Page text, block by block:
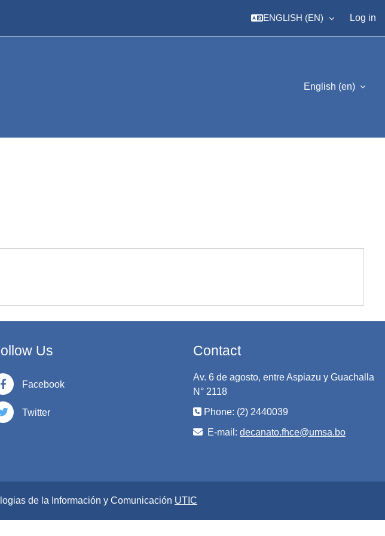
ENGLISH ‎(EN)‎ Log in
English ‎(en)‎
COURSES
Us
Facebook
Twitter
Contact
Av. 6 de agosto, entre Aspiazu y Guachalla
N° 2118
Phone: (2) 2440039
E-mail: decanato.fhce@umsa.bo
de la Información y Comunicación UTIC